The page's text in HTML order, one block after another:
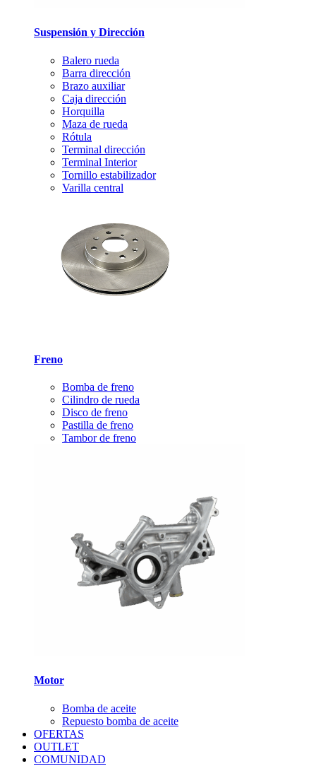
Suspensión y Dirección
Balero rueda
Barra dirección
Brazo auxiliar
Caja dirección
Horquilla
Maza de rueda
Rótula
Terminal dirección
Terminal Interior
Tornillo estabilizador
Varilla central
Freno
Bomba de freno
Cilindro de rueda
Disco de freno
Pastilla de freno
Tambor de freno
Motor
Bomba de aceite
Repuesto bomba de aceite
OFERTAS
OUTLET
COMUNIDAD